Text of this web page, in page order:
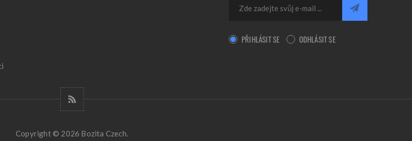
PŘIHLÁSIT SE ODHLÁSIT SE
Copyright © 2026 Bozita Czech.